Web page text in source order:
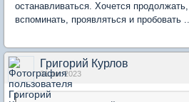
останавливаться. Хочется
вспоминать, проявляться и пробовать
Григорий Курлов
31 авг 2023